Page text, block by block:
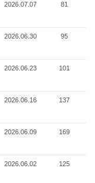
2026.07.07 81
2026.06.30 95
2026.06.23 101
2026.06.16 137
2026.06.09 169
2026.06.02 125